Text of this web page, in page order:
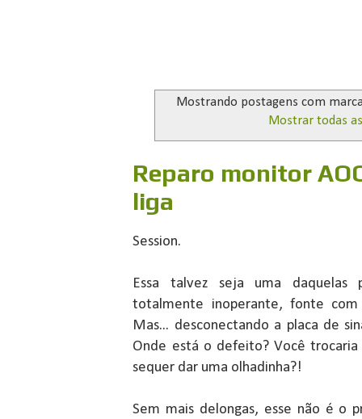
Mostrando postagens com
Mostrar todas
Reparo monitor
liga
Session.
Essa talvez seja uma daquelas
totalmente inoperante, fonte
Mas... desconectando a placa de
Onde está o defeito? Você trocaria
sequer dar uma olhadinha?!
Sem mais delongas, esse não é o